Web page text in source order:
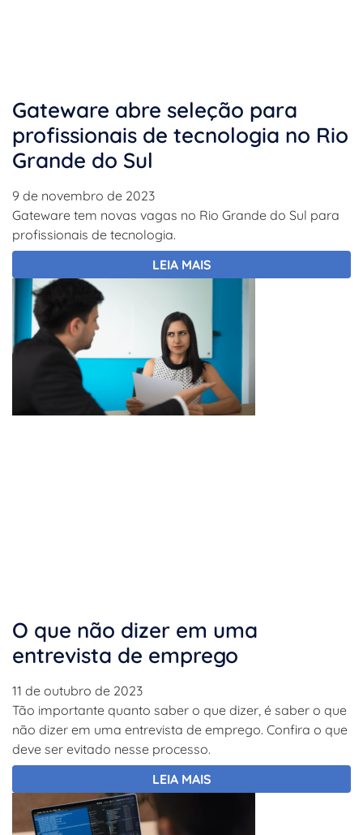
Gateware abre seleção para
profissionais de tecnologia no Rio
Grande do Sul
9 de novembro de 2023
Gateware tem novas vagas no Rio Grande do Sul para
profissionais de tecnologia.
LEIA MAIS
O que não dizer em uma
entrevista de emprego
11 de outubro de 2023
Tão importante quanto saber o que dizer, é saber o que
não dizer em uma entrevista de emprego. Confira o que
deve ser evitado nesse processo.
LEIA MAIS